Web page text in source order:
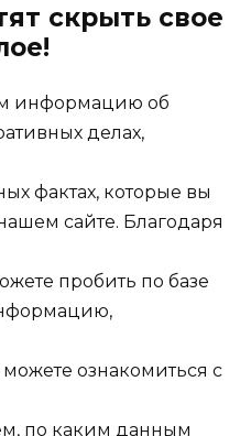
скрыть свое
информацию об
делах,
фактах, которые вы
сайте. Благодаря
пробить по базе
ознакомиться с
по каким данным